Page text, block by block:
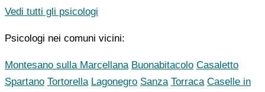
Vedi tutti gli psicologi
Psicologi nei comuni vicini:
Montesano sulla Marcellana Buonabitacolo Casaletto
Spartano Tortorella Lagonegro Sanza Torraca Caselle in